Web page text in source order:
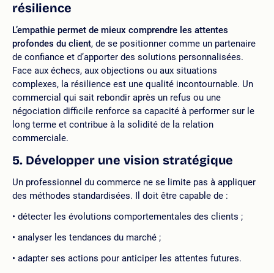
résilience
L’empathie permet de mieux comprendre les attentes
profondes du client, de se positionner comme un partenaire
de confiance et d’apporter des solutions personnalisées.
Face aux échecs, aux objections ou aux situations
complexes, la résilience est une qualité incontournable. Un
commercial qui sait rebondir après un refus ou une
négociation difficile renforce sa capacité à performer sur le
long terme et contribue à la solidité de la relation
commerciale.
5. Développer une vision stratégique
Un professionnel du commerce ne se limite pas à appliquer
des méthodes standardisées. Il doit être capable de :
détecter les évolutions comportementales des clients ;
analyser les tendances du marché ;
adapter ses actions pour anticiper les attentes futures.